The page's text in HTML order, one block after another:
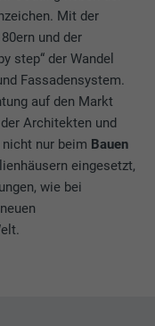
Mit der
und der
step“ der Wandel
Fassadensystem.
auf den Markt
Architekten und
nicht nur beim Bauen
eingesetzt,
wie bei